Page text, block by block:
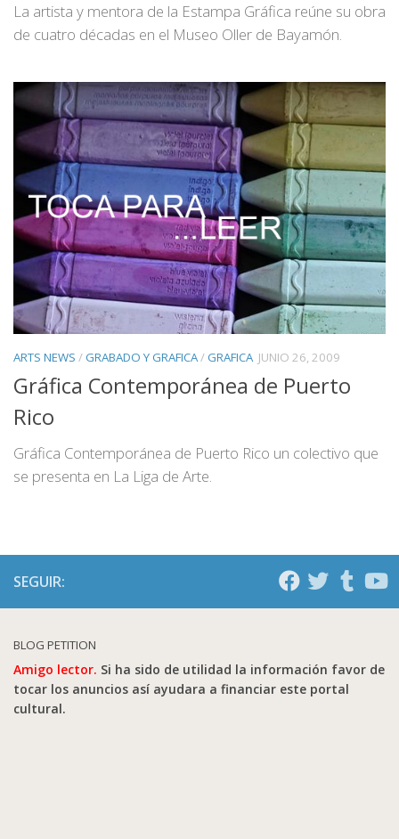
La artista y mentora de la Estampa Gráfica reúne su obra
de cuatro décadas en el Museo Oller de Bayamón.
ARTS NEWS / GRABADO Y GRAFICA/ GRAFICA JUNIO 26, 2009
Gráfica Contemporánea de Puerto
Rico
Gráfica Contemporánea de Puerto Rico un colectivo que
se presenta en La Liga de Arte.
SEGUIR:
BLOG PETITION
Amigo lector. Si ha sido de utilidad la información favor de
tocar los anuncios así ayudara a financiar este portal
cultural.